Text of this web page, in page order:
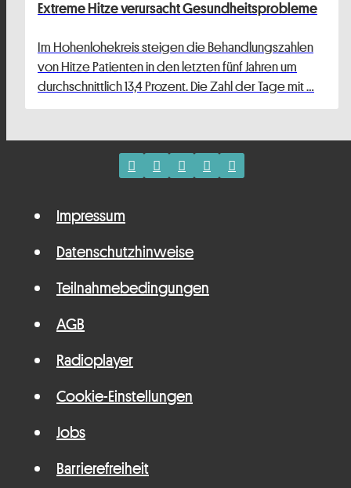
Extreme Hitze verursacht Gesundheitsprobleme
Im Hohenlohekreis steigen die Behandlungszahlen
von Hitze Patienten in den letzten fünf Jahren um
durchschnittlich 13,4 Prozent. Die Zahl der Tage mit …
Impressum
Datenschutzhinweise
Teilnahmebedingungen
AGB
Radioplayer
Cookie-Einstellungen
Jobs
Barrierefreiheit